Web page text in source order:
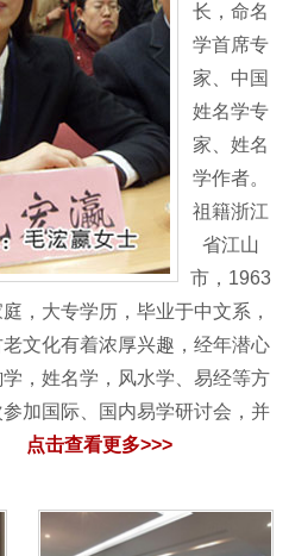
长，命名
学首席专
家、中国
姓名学专
家、姓名
学作者。
祖籍浙江
省江山
市，1963
，大专学历，毕业于中文系，
文化有着浓厚兴趣，经年潜心
，姓名学，风水学、易经等方
加国际、国内易学研讨会，并
点击查看更多>>>